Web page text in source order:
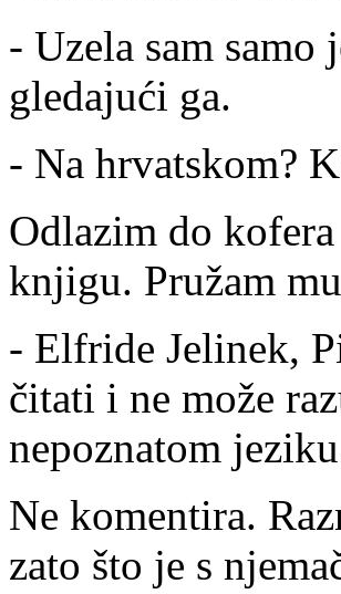
- Uzela sam
gledajući ga.
- Na hrvatskom?
Odlazim do
knjigu. Pružam
- Elfride Jelinek,
čitati i ne može
nepoznatom
Ne komentira.
zato što je s